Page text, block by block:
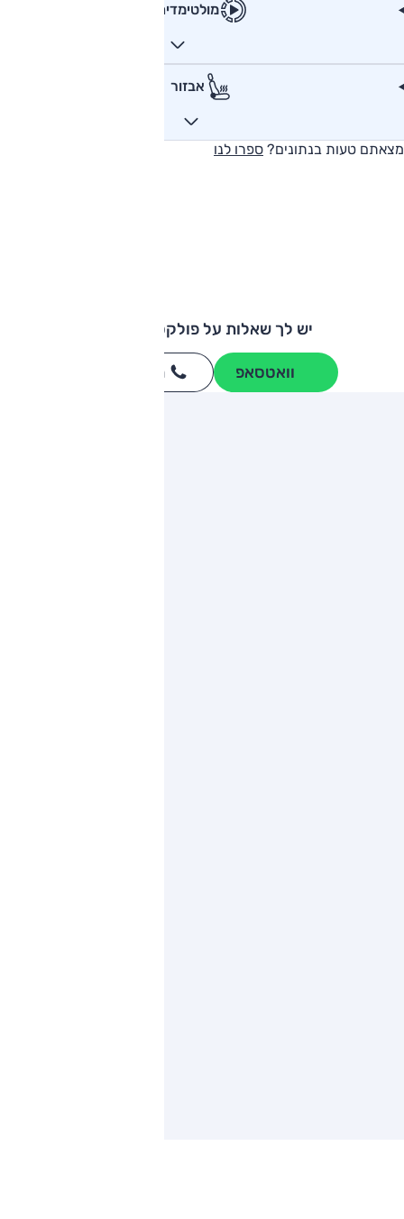
מולטימדיה
אבזור
מצאתם טעות בנתונים? ספרו לנו
יש לך שאלות על פולקסווגן גולף?
וואטסאפ חייגו